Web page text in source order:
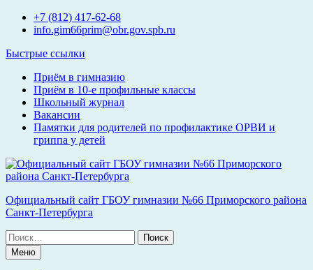
Перейти+7 (812) 417-62-68
info.gim66prim@obr.gov.spb.ru
Быстрые ссылки
Приём в гимназию
Приём в 10-е профильные классы
Школьный журнал
Вакансии
Памятки для родителей по профилактике ОРВИ и
гриппа у детей
Официальный сайт ГБОУ гимназии №66 Приморского района
Санкт-Петербурга
Поиск
по:Меню